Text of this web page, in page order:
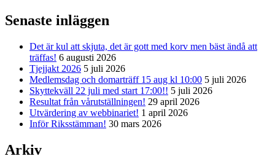
Senaste inläggen
Det är kul att skjuta, det är gott med korv men bäst ändå att
träffas! 6 augusti 2026
Tjejjakt 2026 5 juli 2026
Medlemsdag och domarträff 15 aug kl 10:00 5 juli 2026
Skyttekväll 22 juli med start 17:00!! 5 juli 2026
Resultat från vårutställningen! 29 april 2026
Utvärdering av webbinariet! 1 april 2026
Inför Riksstämman! 30 mars 2026
Arkiv